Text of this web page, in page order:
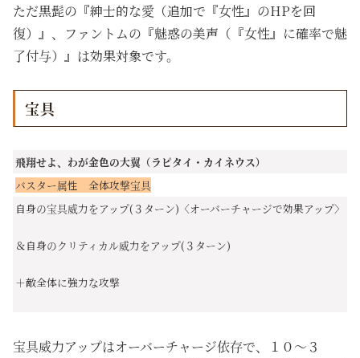
ただ黒髭の『紳士的な愛（追加で『女性』のHPを回
復）』、ファントムの『魅惑の美声（『女性』に確率で魅
了付与）』は効果対象です。
宝具
飛翔せよ、わが金色の大翼（ラピタイ・カイネウス）
バスター属性 全体攻撃宝具
自身の宝具威力をアップ(３ターン)〈オーバーチャージで効果アップ〉
＆自身のクリティカル威力をアップ(３ターン)
＋敵全体に強力な攻撃
宝具威力アップはオーバーチャージ依存で、１０～３